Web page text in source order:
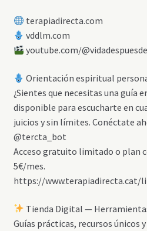
terapiadirecta.com
vddlm.com
youtube.com/
Orientación espiritual
¿Sientes que necesitas una guía
disponible para escucharte en
juicios y sin límites. Conéctate
@tercta_bot
Acceso gratuito limitado o plan
5€/mes.
https://www.terapiadirecta.cat/
Tienda Digital —
Guías prácticas, recursos únicos